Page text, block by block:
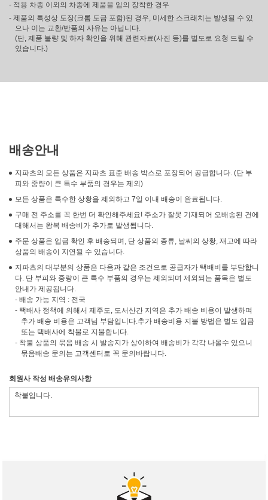
- 적용 차종 이외의 차종에 제품을 임의 장착한 경우
- 제품의 특성상 도장(크롬 도금 포함)된 경우, 미세한 스크래치는 발생될 수 있
으나 이는 교환/반품의 사유는 아닙니다.
(단, 제품 불량 및 하자 확인을 위해 관련자료(사진 등)를 별도로 요청 드릴 수
있습니다.)
배송안내
지파츠의 모든 상품은 지파츠 표준 배송 박스로 포장되어 공급합니다. (단 부
피와 중량이 큰 특수 부품의 경우는 제외)
모든 상품은 특수한 상황을 제외하고 7일 이내 배송이 완료됩니다.
구매 전 주소를 꼭 한번 더 확인해주세요! 주소가 잘못 기재되어 오배송된 건에
대해서는 왕복 배송비가 추가로 발생됩니다.
주문 상품은 입금 확인 후 배송되며, 단 상품의 종류, 날씨의 상황, 재고에 따라
상품의 배송이 지연될 수 있습니다.
지파츠의 대부분의 상품은 다음과 같은 조건으로 공급자가 택배비를 부담합니
다. 단 부피와 중량이 큰 특수 부품의 경우는 제외되며 제외되는 품목은 별도
안내가 제공됩니다.
- 배송 가능 지역 : 전국
- 택배사 정책에 의해서 제주도, 도서산간 지역은 추가 배송 비용이 발생하며
추가 배송 비용은 고객님 부담입니다.추가 배송비용 지불 방법은 별도 입금
또는 택배사에 착불로 지불합니다.
- 착불 상품의 묶음 배송 시 발송지가 상이하여 배송비가 각각 나올수 있으니
묶음배송 문의는 고객센터로 꼭 문의바랍니다.
회원사 작성 배송유의사항
착불입니다.